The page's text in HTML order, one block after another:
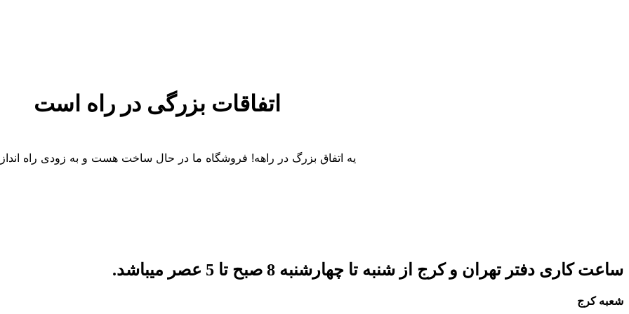
اتفاقات بزرگی در راه است
یه اتفاق بزرگ در راهه! فروشگاه ما در حال ساخت هست و به زودی راه
ساعت کاری دفتر تهران و کرج از شنبه تا چهارشنبه 8 صبح تا 5 عصر میباشد.
شعبه کرج